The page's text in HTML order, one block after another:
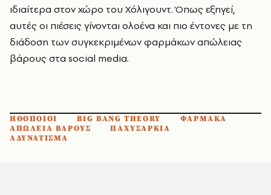
ιδιαίτερα στον χώρο του Χόλιγουντ. Όπως εξηγεί,
αυτές οι πιέσεις γίνονται ολοένα και πιο έντονες με τη
διάδοση των συγκεκριμένων φαρμάκων απώλειας
βάρους στα social media.
ΗΘΟΠΟΙΟΙ BIG BANG THEORY
ΦΑΡΜΑΚΑ
ΑΠΩΛΕΙΑ ΒΑΡΟΥΣ
ΠΑΧΥΣΑΡΚΙΑ
ΑΔΥΝΑΤΙΣΜΑ